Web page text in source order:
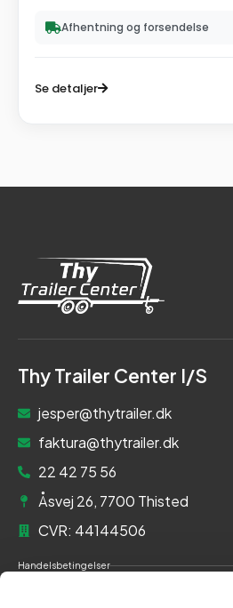
Afhentning og forsendelse
Se detaljer
Thy Trailer Center I/S
jesper@thytrailer.dk
faktura@thytrailer.dk
22 42 75 56
Åsvej 26, 7700 Thisted
CVR: 44144506
Handelsbetingelser